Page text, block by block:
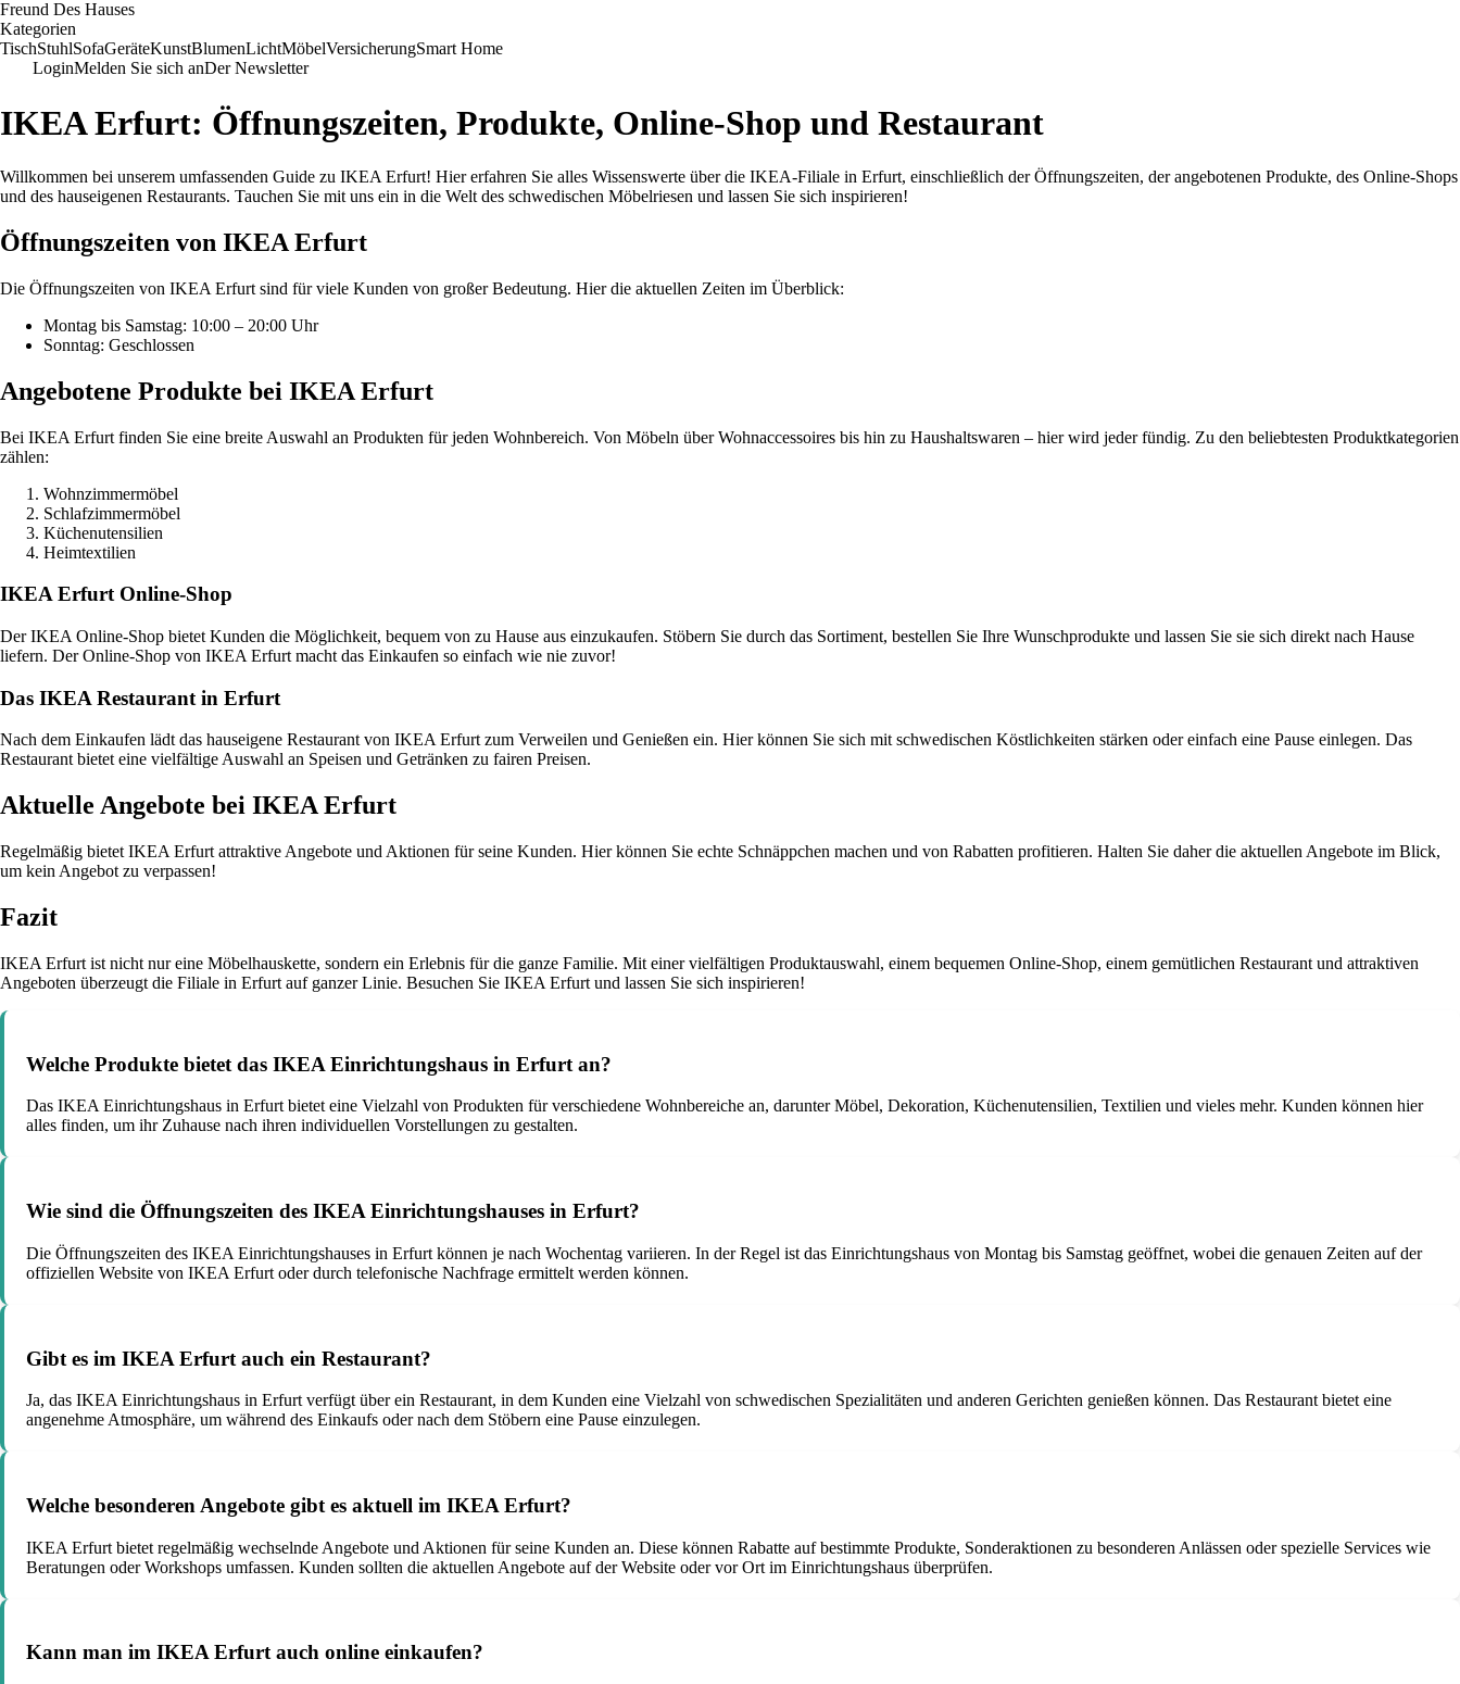
Freund Des Hauses
Kategorien
TischStuhlSofaGeräteKunstBlumenLichtMöbelVersicherungSmart Home
LoginMelden Sie sich anDer Newsletter
IKEA Erfurt: Öffnungszeiten, Produkte, Online-Shop und Restaurant
Willkommen bei unserem umfassenden Guide zu IKEA Erfurt! Hier erfahren Sie alles Wissenswerte über die IKEA-Filiale in Erfurt, einschließlich der Öffnungszeiten, der angebotenen Produkte, des Online-Shops
und des hauseigenen Restaurants. Tauchen Sie mit uns ein in die Welt des schwedischen Möbelriesen und lassen Sie sich inspirieren!
Öffnungszeiten von IKEA Erfurt
Die Öffnungszeiten von IKEA Erfurt sind für viele Kunden von großer Bedeutung. Hier die aktuellen Zeiten im Überblick:
Montag bis Samstag: 10:00 – 20:00 Uhr
Sonntag: Geschlossen
Angebotene Produkte bei IKEA Erfurt
Bei IKEA Erfurt finden Sie eine breite Auswahl an Produkten für jeden Wohnbereich. Von Möbeln über Wohnaccessoires bis hin zu Haushaltswaren – hier wird jeder fündig. Zu den beliebtesten Produktkategorien
zählen:
Wohnzimmermöbel
Schlafzimmermöbel
Küchenutensilien
Heimtextilien
IKEA Erfurt Online-Shop
Der IKEA Online-Shop bietet Kunden die Möglichkeit, bequem von zu Hause aus einzukaufen. Stöbern Sie durch das Sortiment, bestellen Sie Ihre Wunschprodukte und lassen Sie sie sich direkt nach Hause
liefern. Der Online-Shop von IKEA Erfurt macht das Einkaufen so einfach wie nie zuvor!
Das IKEA Restaurant in Erfurt
Nach dem Einkaufen lädt das hauseigene Restaurant von IKEA Erfurt zum Verweilen und Genießen ein. Hier können Sie sich mit schwedischen Köstlichkeiten stärken oder einfach eine Pause einlegen. Das
Restaurant bietet eine vielfältige Auswahl an Speisen und Getränken zu fairen Preisen.
Aktuelle Angebote bei IKEA Erfurt
Regelmäßig bietet IKEA Erfurt attraktive Angebote und Aktionen für seine Kunden. Hier können Sie echte Schnäppchen machen und von Rabatten profitieren. Halten Sie daher die aktuellen Angebote im Blick,
um kein Angebot zu verpassen!
Fazit
IKEA Erfurt ist nicht nur eine Möbelhauskette, sondern ein Erlebnis für die ganze Familie. Mit einer vielfältigen Produktauswahl, einem bequemen Online-Shop, einem gemütlichen Restaurant und attraktiven
Angeboten überzeugt die Filiale in Erfurt auf ganzer Linie. Besuchen Sie IKEA Erfurt und lassen Sie sich inspirieren!
Welche Produkte bietet das IKEA Einrichtungshaus in Erfurt an?
Das IKEA Einrichtungshaus in Erfurt bietet eine Vielzahl von Produkten für verschiedene Wohnbereiche an, darunter Möbel, Dekoration, Küchenutensilien, Textilien und vieles mehr. Kunden können hier
alles finden, um ihr Zuhause nach ihren individuellen Vorstellungen zu gestalten.
Wie sind die Öffnungszeiten des IKEA Einrichtungshauses in Erfurt?
Die Öffnungszeiten des IKEA Einrichtungshauses in Erfurt können je nach Wochentag variieren. In der Regel ist das Einrichtungshaus von Montag bis Samstag geöffnet, wobei die genauen Zeiten auf der
offiziellen Website von IKEA Erfurt oder durch telefonische Nachfrage ermittelt werden können.
Gibt es im IKEA Erfurt auch ein Restaurant?
Ja, das IKEA Einrichtungshaus in Erfurt verfügt über ein Restaurant, in dem Kunden eine Vielzahl von schwedischen Spezialitäten und anderen Gerichten genießen können. Das Restaurant bietet eine
angenehme Atmosphäre, um während des Einkaufs oder nach dem Stöbern eine Pause einzulegen.
Welche besonderen Angebote gibt es aktuell im IKEA Erfurt?
IKEA Erfurt bietet regelmäßig wechselnde Angebote und Aktionen für seine Kunden an. Diese können Rabatte auf bestimmte Produkte, Sonderaktionen zu besonderen Anlässen oder spezielle Services wie
Beratungen oder Workshops umfassen. Kunden sollten die aktuellen Angebote auf der Website oder vor Ort im Einrichtungshaus überprüfen.
Kann man im IKEA Erfurt auch online einkaufen?